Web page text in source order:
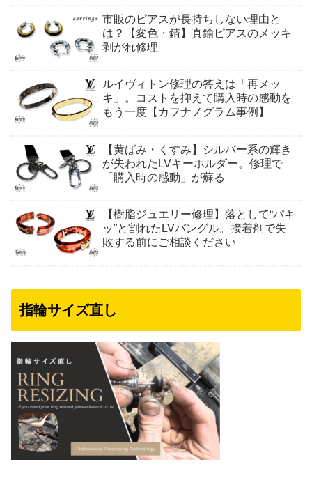
市販のピアスが長持ちしない理由と
は？【変色・錆】真鍮ピアスのメッキ
剥がれ修理
ルイヴィトン修理の答えは「再メッ
キ」。コストを抑えて購入時の感動を
もう一度【カフナノグラム事例】
【黄ばみ・くすみ】シルバー系の輝き
が失われたLVキーホルダー。修理で
「購入時の感動」が蘇る
【樹脂ジュエリー修理】落として“パキ
ッ”と割れたLVバングル。接着剤で失
敗する前にご相談ください
指輪サイズ直し